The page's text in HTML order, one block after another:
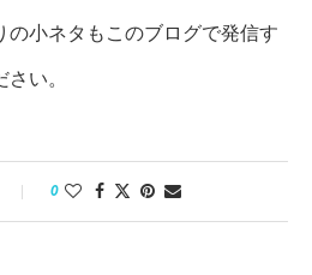
の小ネタもこのブログで発信す
い。
0